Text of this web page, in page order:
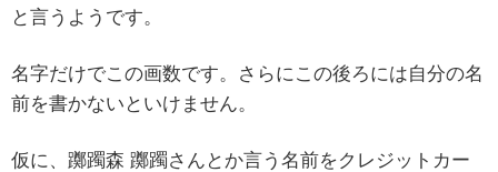
と言うようです。
名字だけでこの画数です。さらにこの後ろには自分の名
前を書かないといけません。
仮に、躑躅森 躑躅さんとか言う名前をクレジットカー